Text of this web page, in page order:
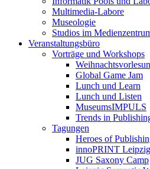
Multimedia-Labore
Museologie
Studios im
Veranstaltungsbüro
Vorträge und Workshops
Global Game Jam
Lunch und Learn
Lunch und Listen
MuseumsIMPULS
Trends in
Tagungen
Heroes of
innoPRINT Leipzig
JUG Saxony Camp